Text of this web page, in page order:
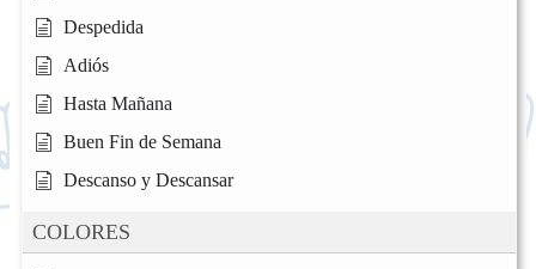
Despedida
Adiós
Hasta Mañana
Buen Fin de Semana
Descanso y Descansar
COLORES